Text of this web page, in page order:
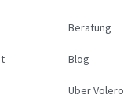
Beratung
Blog
Über Volero